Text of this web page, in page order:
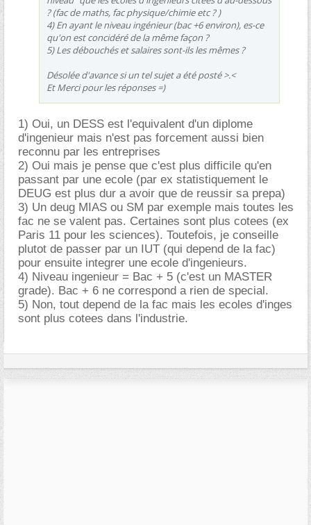
? (fac de maths, fac physique/chimie etc ? )
4) En ayant le niveau ingénieur (bac +6 environ), es-ce
qu'on est concidéré de la même façon ?
5) Les débouchés et salaires sont-ils les mêmes ?
Désolée d'avance si un tel sujet a été posté >.<
Et Merci pour les réponses =)
1) Oui, un DESS est l'equivalent d'un diplome
d'ingenieur mais n'est pas forcement aussi bien
reconnu par les entreprises
2) Oui mais je pense que c'est plus difficile qu'en
passant par une ecole (par ex statistiquement le
DEUG est plus dur a avoir que de reussir sa prepa)
3) Un deug MIAS ou SM par exemple mais toutes les
fac ne se valent pas. Certaines sont plus cotees (ex
Paris 11 pour les sciences). Toutefois, je conseille
plutot de passer par un IUT (qui depend de la fac)
pour ensuite integrer une ecole d'ingenieurs.
4) Niveau ingenieur = Bac + 5 (c'est un MASTER
grade). Bac + 6 ne correspond a rien de special.
5) Non, tout depend de la fac mais les ecoles d'inges
sont plus cotees dans l'industrie.